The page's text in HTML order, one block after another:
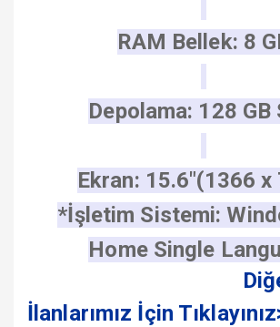
RAM Bellek: 8
Depolama: 128 GB
Ekran: 15.6"(1366 x
*İşletim Sistemi:
Home Single
İlanlarımız İçin